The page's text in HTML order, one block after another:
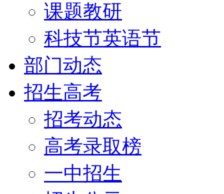
课题教研
科技节英语节
部门动态
招生高考
招考动态
高考录取榜
一中招生